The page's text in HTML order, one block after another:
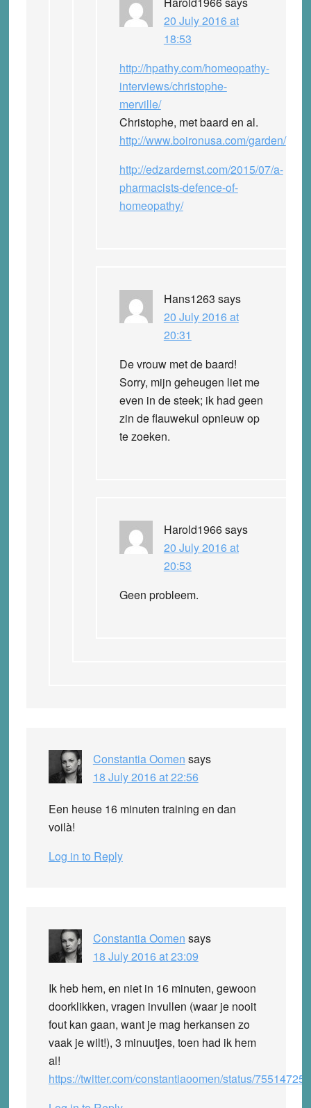
20 July 2016 at
18:53
http://hpathy.com/homeopathy-
interviews/christophe-
merville/
Christophe, met baard en al.
http://www.boironusa.com/garden/
http://edzardernst.com/2015/07/a-
pharmacists-defence-of-
homeopathy/
Hans1263 says
20 July 2016 at
20:31
De vrouw met de baard!
Sorry, mijn geheugen liet me
even in de steek; ik had geen
zin de flauwekul opnieuw op
te zoeken.
Harold1966says
20 July 2016 at
20:53
Geen probleem.
Constantia Oomen says
18 July 2016 at 22:56
Een heuse 16minuten training en dan
voilà!
Log in to Reply
Constantia Oomen says
18 July 2016 at 23:09
Ik heb hem, en niet in 16 minuten, gewoon
doorklikken, vragen invullen (waar je nooit
fout kan gaan, want je mag herkansen zo
vaak je wilt!), 3 minuutjes, toen had ik hem
al!
https://twitter.com/constantiaoomen/status/